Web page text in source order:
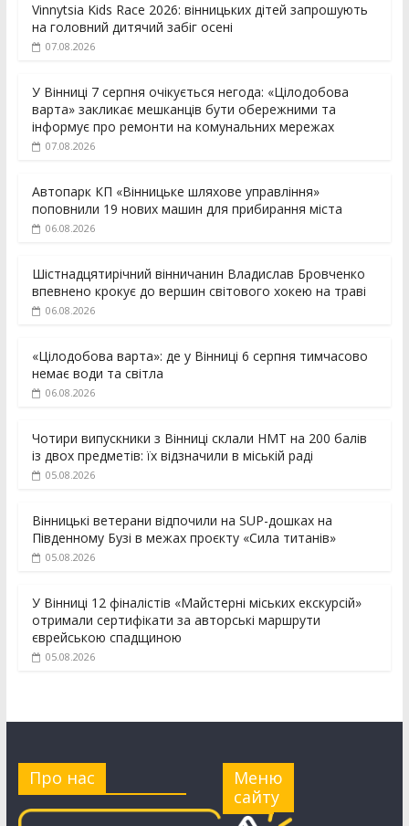
Vinnytsia Kids Race 2026: вінницьких дітей запрошують
на головний дитячий забіг осені
07.08.2026
У Вінниці 7 серпня очікується негода: «Цілодобова
варта» закликає мешканців бути обережними та
інформує про ремонти на комунальних мережах
07.08.2026
Автопарк КП «Вінницьке шляхове управління»
поповнили 19 нових машин для прибирання міста
06.08.2026
Шістнадцятирічний вінничанин Владислав Бровченко
впевнено крокує до вершин світового хокею на траві
06.08.2026
«Цілодобова варта»: де у Вінниці 6 серпня тимчасово
немає води та світла
06.08.2026
Чотири випускники з Вінниці склали НМТ на 200 балів
із двох предметів: їх відзначили в міській раді
05.08.2026
Вінницькі ветерани відпочили на SUP-дошках на
Південному Бузі в межах проєкту «Сила титанів»
05.08.2026
У Вінниці 12 фіналістів «Майстерні міських екскурсій»
отримали сертифікати за авторські маршрути
єврейською спадщиною
05.08.2026
Про нас
Меню
сайту